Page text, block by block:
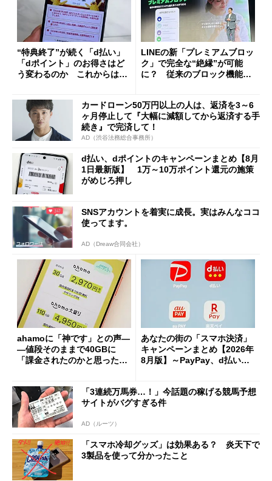
“特典終了”が続く「d払い」
「dポイント」のお得さはど
う変わるのか これからは
LINEの新「プレミアムブロッ
ク」で完全な“絶縁”が可能
に？ 従来のブロック機能と
カードローン50万円以上の人は、返済を3～6
ヶ月停止して『大幅に減額してから返済する手
続き』で完済して！
AD（渋谷法務総合事務所）
d払い、dポイントのキャンペーンまとめ【8月
1日最新版】 1万～10万ポイント還元の施策
がめじろ押し
SNSアカウントを着実に成長。実はみんなココ
使ってます。
AD（Dreaw合同会社）
ahamoに「神です」との声―
―値段そのままで40GBに
「課金されたのかと思った」
あなたの街の「スマホ決済」
キャンペーンまとめ【2026年
8月版】～PayPay、d払い、a
「3連続万馬券…！」今話題の稼げる競馬予想
サイトがバグすぎる件
AD（ルーツ）
「スマホ冷却グッズ」は効果ある？ 炎天下で
3製品を使って分かったこと